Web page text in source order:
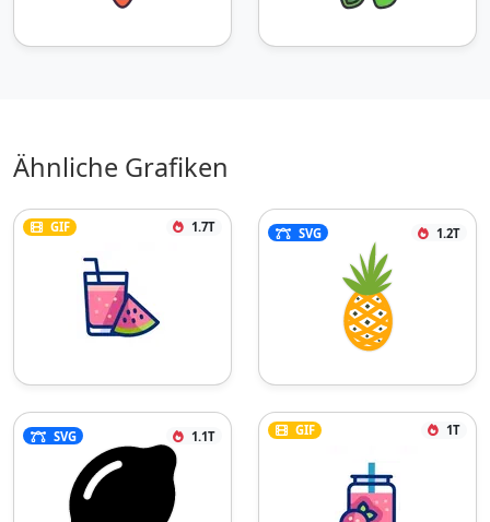
Ähnliche Grafiken
GIF 1.7T SVG 1.2T
SVG 1.1T GIF 1T